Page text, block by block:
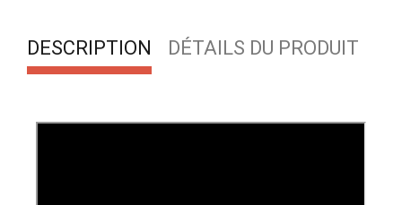
DESCRIPTION DÉTAILS DU PRODUIT